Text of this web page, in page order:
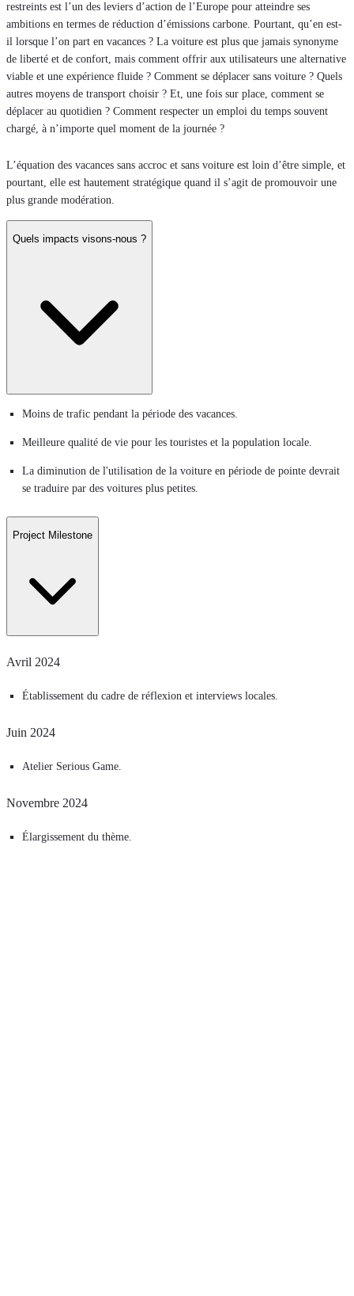
restreints est l’un des leviers d’action de l’Europe pour atteindre ses
ambitions en termes de réduction d’émissions carbone. Pourtant, qu’en est-
il lorsque l’on part en vacances ? La voiture est plus que jamais synonyme
de liberté et de confort, mais comment offrir aux utilisateurs une alternative
viable et une expérience fluide ? Comment se déplacer sans voiture ? Quels
autres moyens de transport choisir ? Et, une fois sur place, comment se
déplacer au quotidien ? Comment respecter un emploi du temps souvent
chargé, à n’importe quel moment de la journée ?
L’équation des vacances sans accroc et sans voiture est loin d’être simple, et
pourtant, elle est hautement stratégique quand il s’agit de promouvoir une
plus grande modération.
Quels impacts visons-nous ?
Moins de trafic pendant la période des vacances.
Meilleure qualité de vie pour les touristes et la population locale.
La diminution de l'utilisation de la voiture en période de pointe devrait
se traduire par des voitures plus petites.
Project Milestone
Avril 2024
Établissement du cadre de réflexion et interviews locales.
Juin 2024
Atelier Serious Game.
Novembre 2024
Élargissement du thème.